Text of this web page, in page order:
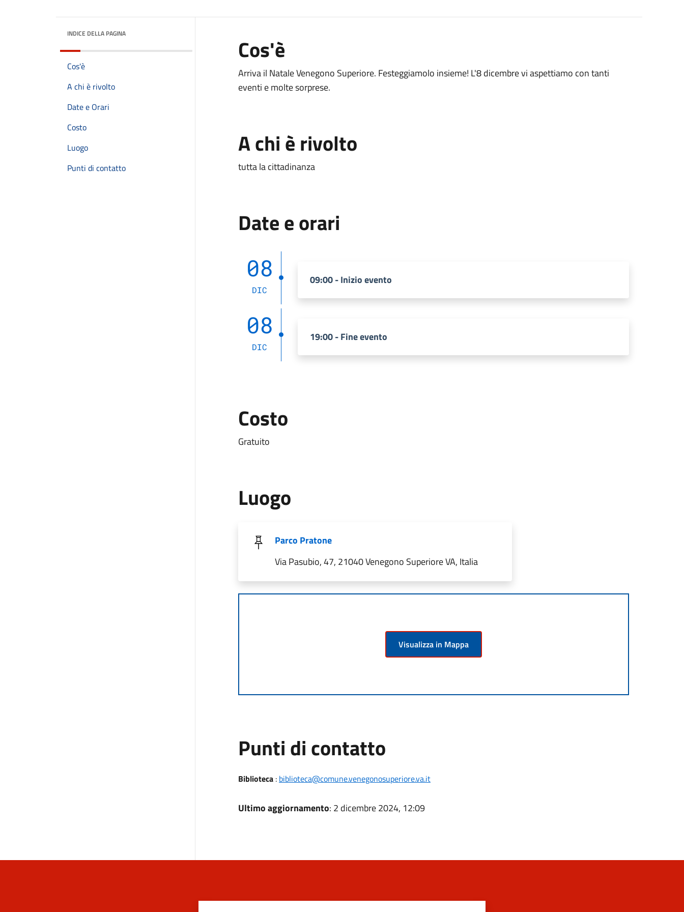
INDICE DELLA PAGINA
Cos'è
A chi è rivolto
Date e Orari
Costo
Luogo
Punti di contatto
Cos'è
Arriva il Natale Venegono Superiore. Festeggiamolo insieme! L'8 dicembre vi aspettiamo con tanti
eventi e molte sorprese.
A chi è rivolto
tutta la cittadinanza
Date e orari
08
DIC
09:00 - Inizio evento
08
DIC
19:00 - Fine evento
Costo
Gratuito
Luogo
Parco Pratone
Via Pasubio, 47, 21040 Venegono Superiore VA, Italia
Visualizza in Mappa
Punti di contatto
Biblioteca: biblioteca@comune.venegonosuperiore.va.it
Ultimo aggiornamento: 2 dicembre 2024, 12:09